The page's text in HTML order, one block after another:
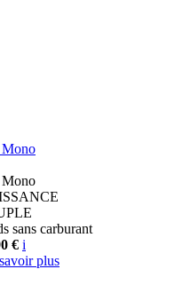
Mono
Mono
sans carburant
€ i
plus